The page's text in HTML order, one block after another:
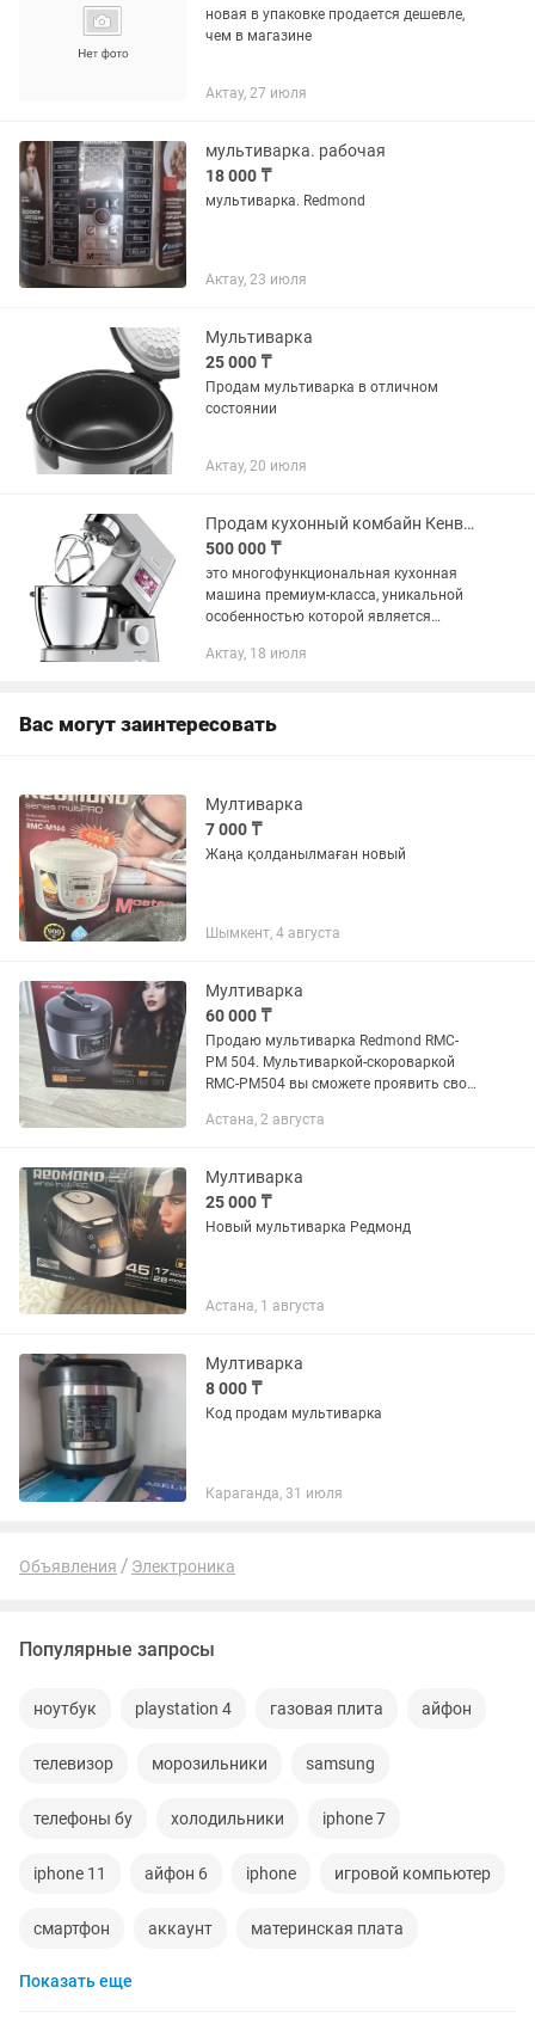
новая в упаковке продается дешевле,
чем в магазине
Актау, 27 июля
мультиварка. рабочая
18 000 ₸
мультиварка. Redmond
Актау, 23 июля
Мультиварка
25 000 ₸
Продам мультиварка в отличном
состоянии
Актау, 20 июля
Продам кухонный комбайн Кенвуд
500 000 ₸
это многофункциональная кухонная
машина премиум-класса, уникальной
особенностью которой является
прямо в чаше в диапазоне от 20 до 180
Актау, 18 июля
Вас могут заинтересовать
Мултиварка
7 000 ₸
Жаңа қолданылмаған новый
Шымкент, 4 августа
Мултиварка
60 000 ₸
Продаю мультиварка Redmond RMC-
PM 504. Мультиваркой-скороваркой
RMC-PM504 вы сможете проявить свое
придерживаться здорового питания
усилий....
Астана, 2 августа
Мултиварка
25 000 ₸
Новый мультиварка Редмонд
Астана, 1 августа
Мултиварка
8 000 ₸
Код продам мультиварка
Караганда, 31 июля
Объявления Электроника
Популярные запросы
ноутбук playstation 4 газовая плита айфон
телевизор морозильники samsung
телефоны бу холодильники iphone 7
iphone 11 айфон 6 iphone игровой компьютер
смартфон аккаунт материнская плата
процессор
Показать еще